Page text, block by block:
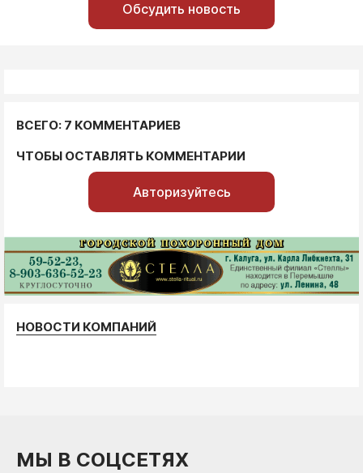
Обсудить новость
ВСЕГО: 7 КОММЕНТАРИЕВ
ЧТОБЫ ОСТАВЛЯТЬ КОММЕНТАРИИ
Авторизуйтесь
НОВОСТИ КОМПАНИЙ
МЫ В СОЦСЕТЯХ